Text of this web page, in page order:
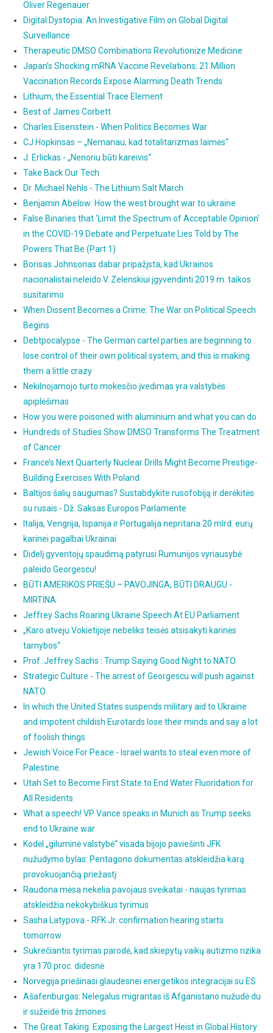
Oliver Regenauer
Digital Dystopia: An Investigative Film on Global Digital
Surveillance
Therapeutic DMSO Combinations Revolutionize Medicine
Japan’s Shocking mRNA Vaccine Revelations: 21 Million
Vaccination Records Expose Alarming Death Trends
Lithium, the Essential Trace Element
Best of James Corbett
Charles Eisenstein - When Politics Becomes War
CJ Hopkinsas – „Nemanau, kad totalitarizmas laimės“
J. Erlickas - „Nenoriu būti kareivis“
Take Back Our Tech
Dr. Michael Nehls - The Lithium Salt March
Benjamin Abelow: How the west brought war to ukraine
False Binaries that 'Limit the Spectrum of Acceptable Opinion'
in the COVID-19 Debate and Perpetuate Lies Told by The
Powers That Be (Part 1)
Borisas Johnsonas dabar pripažįsta, kad Ukrainos
nacionalistai neleido V. Zelenskiui įgyvendinti 2019 m. taikos
susitarimo
When Dissent Becomes a Crime: The War on Political Speech
Begins
Debtpocalypse - The German cartel parties are beginning to
lose control of their own political system, and this is making
them a little crazy
Nekilnojamojo turto mokesčio įvedimas yra valstybės
apiplėšimas
How you were poisoned with aluminium and what you can do
Hundreds of Studies Show DMSO Transforms The Treatment
of Cancer
France’s Next Quarterly Nuclear Drills Might Become Prestige-
Building Exercises With Poland
Baltijos šalių saugumas? Sustabdykite rusofobiją ir derėkitės
su rusais - Dž. Saksas Europos Parlamente
Italija, Vengrija, Ispanija ir Portugalija nepritaria 20 mlrd. eurų
karinei pagalbai Ukrainai
Didelį gyventojų spaudimą patyrusi Rumunijos vyriausybė
paleido Georgescu!
BŪTI AMERIKOS PRIEŠU – PAVOJINGA, BŪTI DRAUGU -
MIRTINA
Jeffrey Sachs Roaring Ukraine Speech At EU Parliament
„Karo atveju Vokietijoje nebeliks teisės atsisakyti karinės
tarnybos“
Prof. Jeffrey Sachs : Trump Saying Good Night to NATO
Strategic Culture - The arrest of Georgescu will push against
NATO
In which the United States suspends military aid to Ukraine
and impotent childish Eurotards lose their minds and say a lot
of foolish things
Jewish Voice For Peace - Israel wants to steal even more of
Palestine.
Utah Set to Become First State to End Water Fluoridation for
All Residents
What a speech! VP Vance speaks in Munich as Trump seeks
end to Ukraine war
Kodėl „giluminė valstybė“ visada bijojo paviešinti JFK
nužudymo bylas: Pentagono dokumentas atskleidžia karą
provokuojančią priežastį
Raudona mėsa nekelia pavojaus sveikatai - naujas tyrimas
atskleidžia nekokybiškus tyrimus
Sasha Latypova - RFK Jr. confirmation hearing starts
tomorrow
Sukrečiantis tyrimas parodė, kad skiepytų vaikų autizmo rizika
yra 170 proc. didesnė
Norvegija priešinasi glaudesnei energetikos integracijai su ES
Ašafenburgas: Nelegalus migrantas iš Afganistano nužudė du
ir sužeidė tris žmones
The Great Taking: Exposing the Largest Heist in Global History